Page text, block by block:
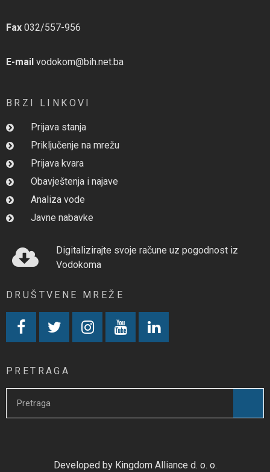
Fax 032/557-956
E-mail vodokom@bih.net.ba
BRZI LINKOVI
Prijava stanja
Priključenje na mrežu
Prijava kvara
Obavještenja i najave
Analiza vode
Javne nabavke
Digitalizirajte svoje račune uz pogodnost iz
Vodokoma
DRUŠTVENE MREŽE
PRETRAGA
Developed by Kingdom Alliance d. o. o.